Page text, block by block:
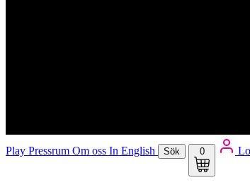
Play Pressrum Om oss In English Sök 0